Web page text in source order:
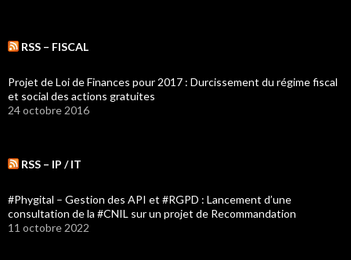
RSS – FISCAL
Projet de Loi de Finances pour 2017 : Durcissement du régime fiscal
et social des actions gratuites
24 octobre 2016
RSS – IP / IT
#Phygital – Gestion des API et #RGPD : Lancement d’une
consultation de la #CNIL sur un projet de Recommandation
11 octobre 2022